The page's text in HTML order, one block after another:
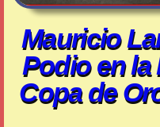
Mauricio
Podio en la
Copa de